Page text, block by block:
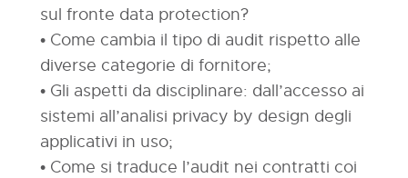
sul fronte data protection?
• Come cambia il tipo di audit rispetto alle
diverse categorie di fornitore;
• Gli aspetti da disciplinare: dall’accesso ai
sistemi all’analisi privacy by design degli
applicativi in uso;
• Come si traduce l’audit nei contratti coi